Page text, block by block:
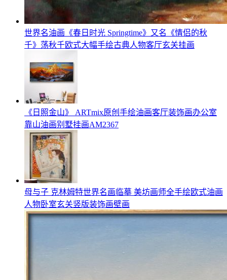
世界名油画《春日时光 Springtime》又名《情侣的秋
千》荡秋千欧式大幅手绘古典人物客厅玄关挂画
《日照金山》 ARTmix原创手绘油画客厅装饰画办公室
靠山油画别墅挂画AM2367
母与子 克林姆特世界名画临摹 美坊画师全手绘欧式油画
人物卧室玄关竖版装饰画壁画